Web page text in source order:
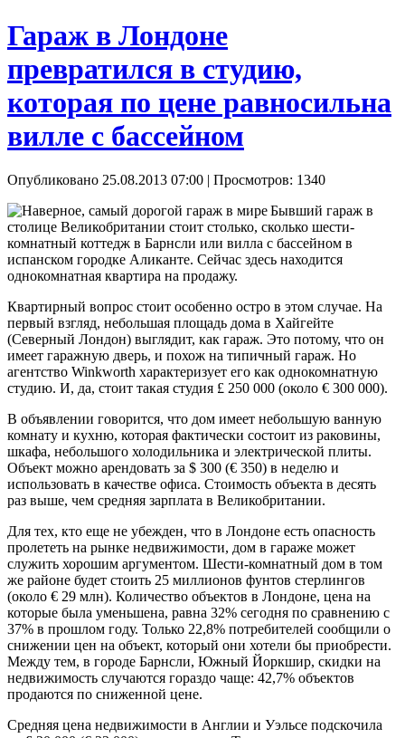
Гараж в Лондоне
превратился в студию,
которая по цене равносильна
вилле с бассейном
Опубликовано 25.08.2013 07:00 | Просмотров: 1340
Бывший гараж в
столице Великобритании стоит столько, сколько шести-
комнатный коттедж в Барнсли или вилла с бассейном в
испанском городке Аликанте. Сейчас здесь находится
однокомнатная квартира на продажу.
Квартирный вопрос стоит особенно остро в этом случае. На
первый взгляд, небольшая площадь дома в Хайгейте
(Северный Лондон) выглядит, как гараж. Это потому, что он
имеет гаражную дверь, и похож на типичный гараж. Но
агентство Winkworth характеризует его как однокомнатную
студию. И, да, стоит такая студия £ 250 000 (около € 300 000).
В объявлении говорится, что дом имеет небольшую ванную
комнату и кухню, которая фактически состоит из раковины,
шкафа, небольшого холодильника и электрической плиты.
Объект можно арендовать за $ 300 (€ 350) в неделю и
использовать в качестве офиса. Стоимость объекта в десять
раз выше, чем средняя зарплата в Великобритании.
Для тех, кто еще не убежден, что в Лондоне есть опасность
пролететь на рынке недвижимости, дом в гараже может
служить хорошим аргументом. Шести-комнатный дом в том
же районе будет стоить 25 миллионов фунтов стерлингов
(около € 29 млн). Количество объектов в Лондоне, цена на
которые была уменьшена, равна 32% сегодня по сравнению с
37% в прошлом году. Только 22,8% потребителей сообщили о
снижении цен на объект, который они хотели бы приобрести.
Между тем, в городе Барнсли, Южный Йоркшир, скидки на
недвижимость случаются гораздо чаще: 42,7% объектов
продаются по сниженной цене.
Средняя цена недвижимости в Англии и Уэльсе подскочила